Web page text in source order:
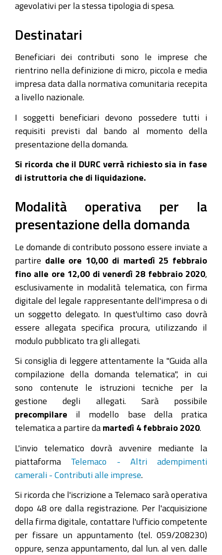
agevolativi per la stessa tipologia di spesa.
Destinatari
Beneficiari dei contributi sono le imprese che
rientrino nella definizione di micro, piccola e media
impresa data dalla normativa comunitaria recepita
a livello nazionale.
I soggetti beneficiari devono possedere tutti i
requisiti previsti dal bando al momento della
presentazione della domanda.
Si ricorda che il DURC verrà richiesto sia in fase
di istruttoria che di liquidazione.
Modalità operativa per la
presentazione della domanda
Le domande di contributo possono essere inviate a
partire dalle ore 10,00 di martedì 25 febbraio
fino alle ore 12,00 di venerdì 28 febbraio 2020
esclusivamente in modalità telematica, con firma
digitale del legale rappresentante dell'impresa o di
un soggetto delegato. In quest'ultimo caso dovrà
essere allegata specifica procura, utilizzando il
modulo pubblicato tra gli allegati.
Si consiglia di leggere attentamente la "Guida alla
compilazione della domanda telematica", in cui
sono contenute le istruzioni tecniche per la
gestione degli allegati. Sarà possibile
precompilare il modello base della pratica
telematica a partire da martedì 4 febbraio 2020
L'invio telematico dovrà avvenire mediante la
piattaforma Telemaco - Altri adempimenti
camerali - Contributi alle imprese
Si ricorda che l'iscrizione a Telemaco sarà operativa
dopo 48 ore dalla registrazione. Per l'acquisizione
della firma digitale, contattare l'ufficio competente
per fissare un appuntamento (tel. 059/208230)
oppure, senza appuntamento, dal lun. al ven. dalle